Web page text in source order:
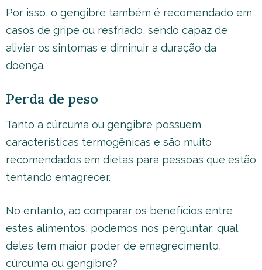
Por isso, o gengibre também é recomendado em
casos de gripe ou resfriado, sendo capaz de
aliviar os sintomas e diminuir a duração da
doença.
Perda de peso
Tanto a cúrcuma ou gengibre possuem
características termogênicas e são muito
recomendados em dietas para pessoas que estão
tentando emagrecer.
No entanto, ao comparar os benefícios entre
estes alimentos, podemos nos perguntar: qual
deles tem maior poder de emagrecimento,
cúrcuma ou gengibre?